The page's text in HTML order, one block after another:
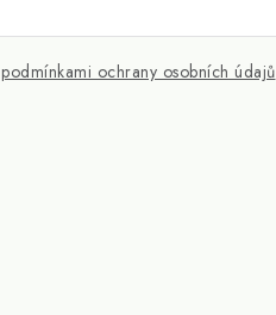
podmínkami ochrany osobních údajů